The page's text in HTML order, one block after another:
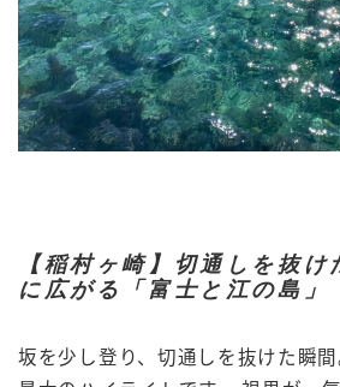
【稲村ヶ崎】切通しを抜
に広がる「富士と江の島」
坂を少し登り、切通しを抜けた瞬